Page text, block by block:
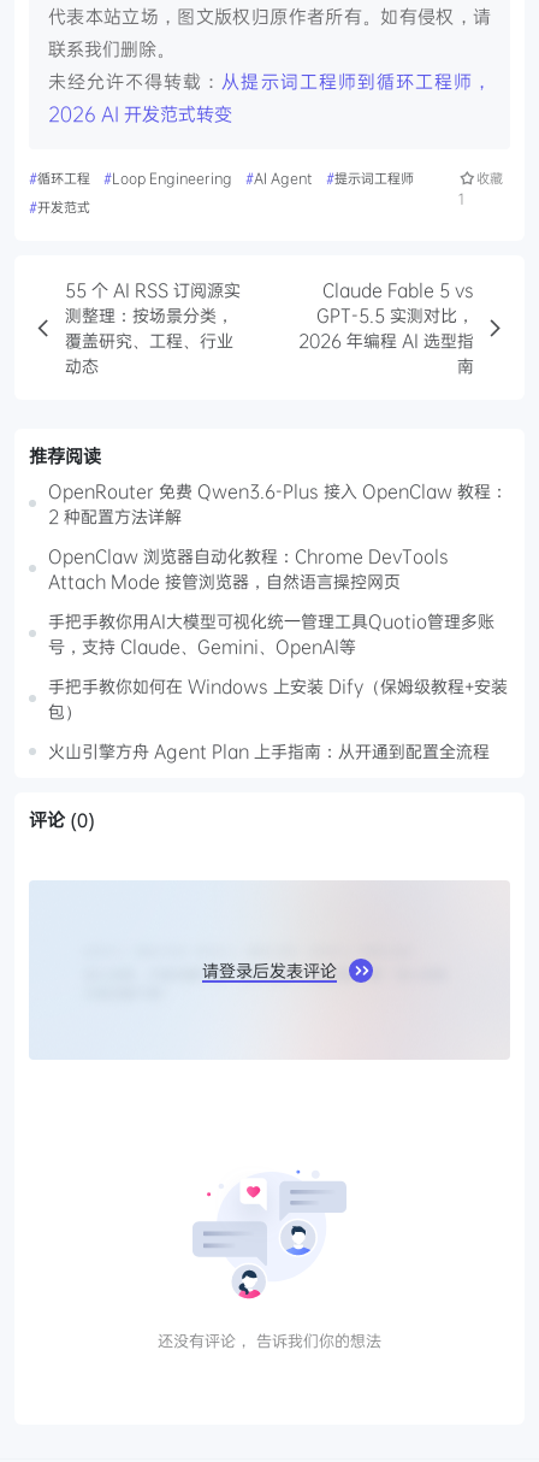
代表本站立场，图文版权归原作者所有。如有侵权，请
联系我们删除。
未经允许不得转载： 从提示词工程师到循环工程师，
2026 AI 开发范式转变
#循环工程 #Loop Engineering #AI Agent #提示词工程师
#开发范式
收藏
1
55 个 AI RSS 订阅源实
测整理：按场景分类，
覆盖研究、工程、行业
动态
Claude Fable 5 vs
GPT-5.5 实测对比，
2026 年编程 AI 选型指
南
推荐阅读
OpenRouter 免费 Qwen3.6-Plus 接入 OpenClaw 教程：
2 种配置方法详解
OpenClaw 浏览器自动化教程：Chrome DevTools
Attach Mode 接管浏览器，自然语言操控网页
手把手教你用AI大模型可视化统一管理工具Quotio管理多账
号，支持 Claude、Gemini、OpenAI等
手把手教你如何在 Windows 上安装 Dify（保姆级教程+安装
包）
火山引擎方舟 Agent Plan 上手指南：从开通到配置全流程
评论 (0)
请登录后发表评论
还没有评论， 告诉我们你的想法